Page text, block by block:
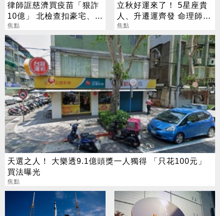
律師誆慈濟買疫苗「狠詐
10億」 北檢查扣豪宅、搜
出158公斤黃金
焦點
立秋好運來了！ 5星座貴
人、升遷運齊發 命理師：
把握黃金轉運期
焦點
天選之人！ 大樂透9.1億頭獎一人獨得 「只花100元」
買法曝光
焦點